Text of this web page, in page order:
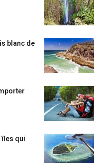
blanc de
îles qui